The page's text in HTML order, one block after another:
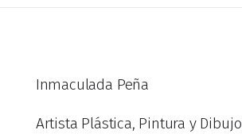
Inmaculada Peña
Artista Plástica, Pintura y Dibujo